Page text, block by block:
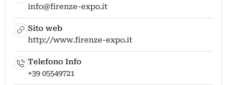
info@firenze-expo.it
Sito web
http://www.firenze-expo.it
Telefono Info
+39 05549721